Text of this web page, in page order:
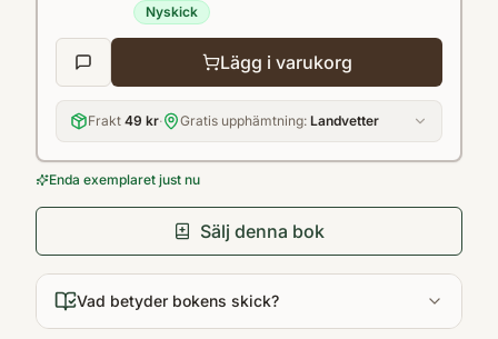
inne vill.En härligt hoppingivande och
hjärtevärmande bok om förlorade drömmar
och nya möjligheter.
Nyskick
Lägg i varukorg
Frakt 49 kr· Gratis upphämtning: Landvetter
Enda exemplaret just nu
Sälj denna bok
Vad betyder bokens skick?